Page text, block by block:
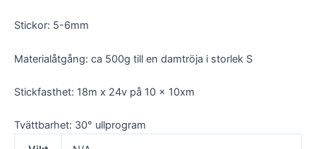
Stickor: 5-6mm
Materialåtgång: ca 500g till en damtröja i storlek S
Stickfasthet: 18m x 24v på 10 x 10xm
Tvättbarhet: 30° ullprogram